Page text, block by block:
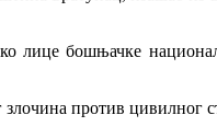
лице бошњачке
злочина против